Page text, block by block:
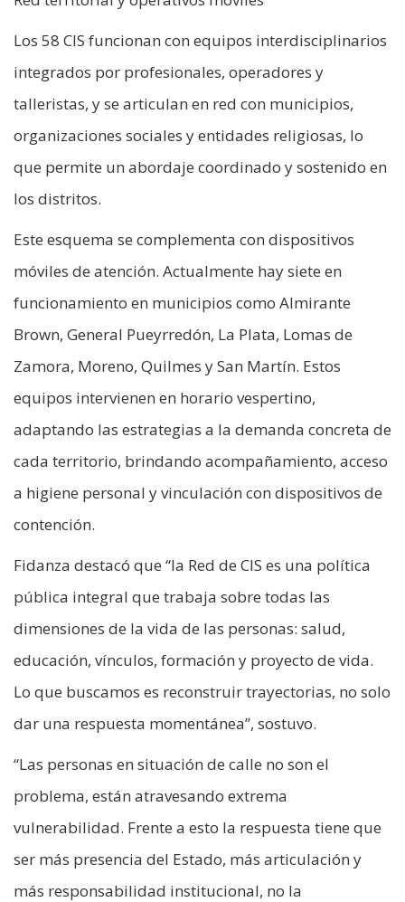
Los 58 CIS funcionan con equipos interdisciplinarios
integrados por profesionales, operadores y
talleristas, y se articulan en red con municipios,
organizaciones sociales y entidades religiosas, lo
que permite un abordaje coordinado y sostenido en
los distritos.
Este esquema se complementa con dispositivos
móviles de atención. Actualmente hay siete en
funcionamiento en municipios como Almirante
Brown, General Pueyrredón, La Plata, Lomas de
Zamora, Moreno, Quilmes y San Martín. Estos
equipos intervienen en horario vespertino,
adaptando las estrategias a la demanda concreta de
cada territorio, brindando acompañamiento, acceso
a higiene personal y vinculación con dispositivos de
contención.
Fidanza destacó que “la Red de CIS es una política
pública integral que trabaja sobre todas las
dimensiones de la vida de las personas: salud,
educación, vínculos, formación y proyecto de vida.
Lo que buscamos es reconstruir trayectorias, no solo
dar una respuesta momentánea”, sostuvo.
“Las personas en situación de calle no son el
problema, están atravesando extrema
vulnerabilidad. Frente a esto la respuesta tiene que
ser más presencia del Estado, más articulación y
más responsabilidad institucional, no la